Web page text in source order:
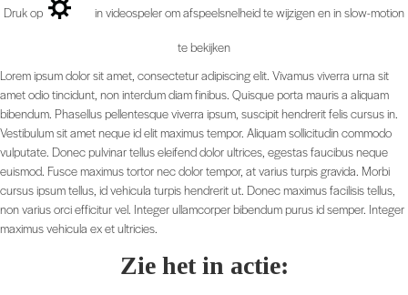
Druk op
in videospeler om afspeelsnelheid te wijzigen en in slow-motion
te bekijken
Lorem ipsum dolor sit amet, consectetur adipiscing elit. Vivamus viverra urna sit
amet odio tincidunt, non interdum diam finibus. Quisque porta mauris a aliquam
bibendum. Phasellus pellentesque viverra ipsum, suscipit hendrerit felis cursus in.
Vestibulum sit amet neque id elit maximus tempor. Aliquam sollicitudin commodo
vulputate. Donec pulvinar tellus eleifend dolor ultrices, egestas faucibus neque
euismod. Fusce maximus tortor nec dolor tempor, at varius turpis gravida. Morbi
cursus ipsum tellus, id vehicula turpis hendrerit ut. Donec maximus facilisis tellus,
non varius orci efficitur vel. Integer ullamcorper bibendum purus id semper. Integer
maximus vehicula ex et ultricies.
Zie het in actie: